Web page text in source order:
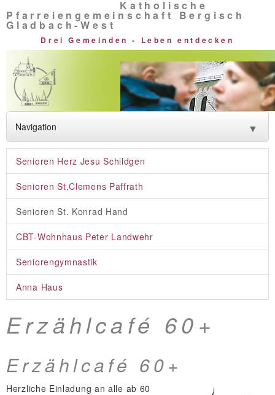
Katholische
Pfarreiengemeinschaft Bergisch
Gladbach-West
Drei Gemeinden - Leben entdecken
Navigation ▼
Glauben entdecken
Lebendige Vielfalt
Rat und Hilfe
Über uns
Senioren Herz Jesu Schildgen
Senioren St.Clemens Paffrath
Senioren St. Konrad Hand
CBT-Wohnhaus Peter Landwehr
Seniorengymnastik
Anna Haus
Erzählcafé 60+
Erzählcafé 60+
Herzliche Einladung an alle ab 60